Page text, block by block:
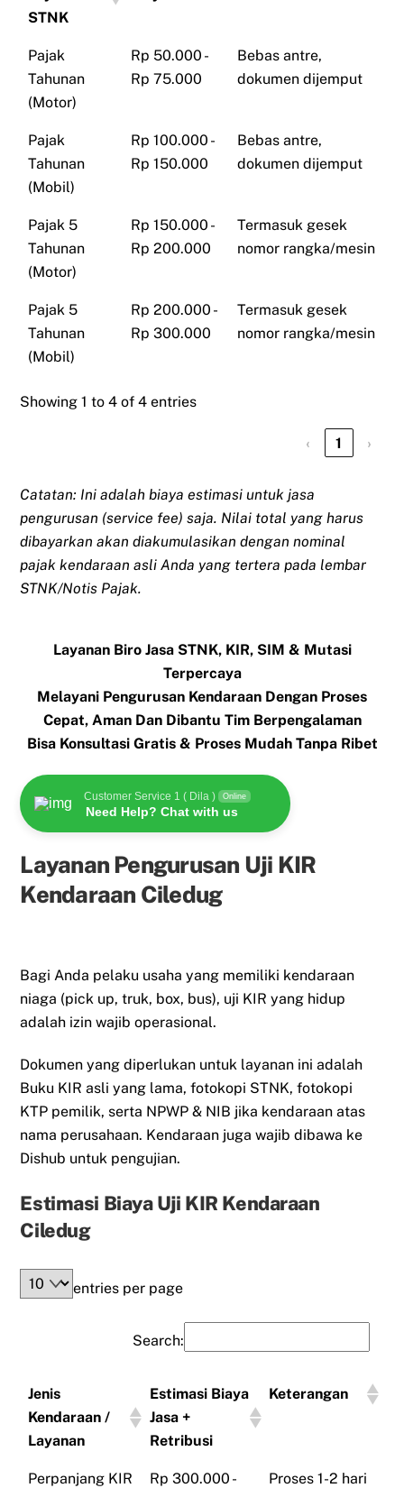
STNK
Pajak
Tahunan
(Motor)
Rp 50.000 -
Rp 75.000
Bebas antre,
dokumen dijemput
Pajak
Tahunan
(Mobil)
Rp 100.000 -
Rp 150.000
Bebas antre,
dokumen dijemput
Pajak 5
Tahunan
(Motor)
Rp 150.000 -
Rp 200.000
Termasuk gesek
nomor rangka/mesin
Pajak 5
Tahunan
(Mobil)
Rp 200.000 -
Rp 300.000
Termasuk gesek
nomor rangka/mesin
Showing 1 to 4 of 4 entries
‹ 1 ›
Catatan: Ini adalah biaya estimasi untuk jasa
pengurusan (service fee) saja. Nilai total yang harus
dibayarkan akan diakumulasikan dengan nominal
pajak kendaraan asli Anda yang tertera pada lembar
STNK/Notis Pajak.
Layanan Biro Jasa STNK, KIR, SIM & Mutasi
Terpercaya
Melayani Pengurusan Kendaraan Dengan Proses
Cepat, Aman Dan Dibantu Tim Berpengalaman
Bisa Konsultasi Gratis & Proses Mudah Tanpa Ribet
Customer Service 1 ( Dila ) Online
Need Help? Chat with us
Layanan Pengurusan Uji KIR
Kendaraan Ciledug
Bagi Anda pelaku usaha yang memiliki kendaraan
niaga (pick up, truk, box, bus), uji KIR yang hidup
adalah izin wajib operasional.
Dokumen yang diperlukan untuk layanan ini adalah
Buku KIR asli yang lama, fotokopi STNK, fotokopi
KTP pemilik, serta NPWP & NIB jika kendaraan atas
nama perusahaan. Kendaraan juga wajib dibawa ke
Dishub untuk pengujian.
Estimasi Biaya Uji KIR Kendaraan
Ciledug
entries per page
Search:
Jenis
Kendaraan /
Layanan
Estimasi Biaya
Jasa +
Retribusi
Keterangan
Perpanjang KIR
Rp 300.000 -
Proses 1-2 hari